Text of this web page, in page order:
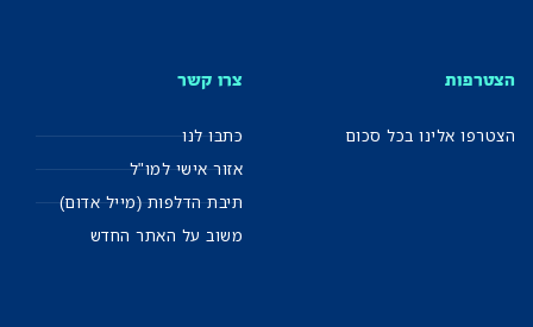
הצטרפות
הצטרפו אלינו בכל סכום
צרו קשר
כתבו לנו
אזור אישי למו"ל
תיבת הדלפות (מייל אדום)
משוב על האתר החדש